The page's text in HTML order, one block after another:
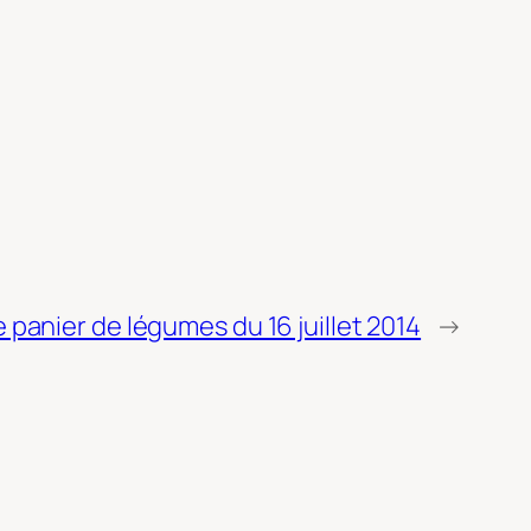
panier de légumes du 16 juillet 2014 →